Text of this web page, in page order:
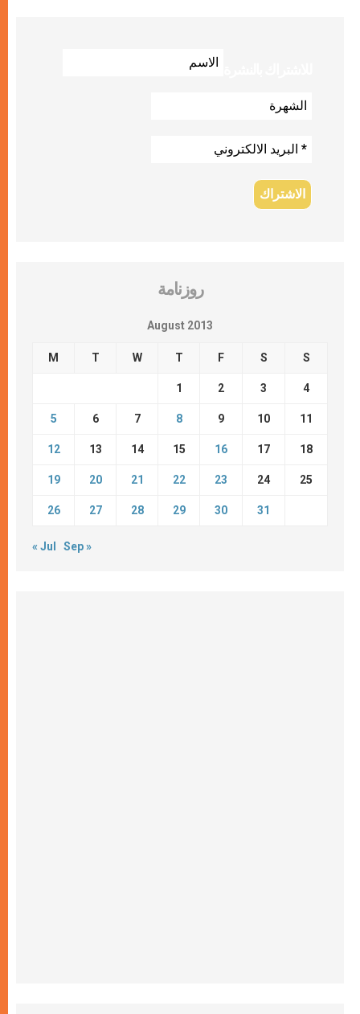
روزنامة
August 2013
M T W T F S S
1 2 3 4
5 6 7 8 9 10 11
12 13 14 15 16 17 18
19 20 21 22 23 24 25
26 27 28 29 30 31
« Jul Sep »